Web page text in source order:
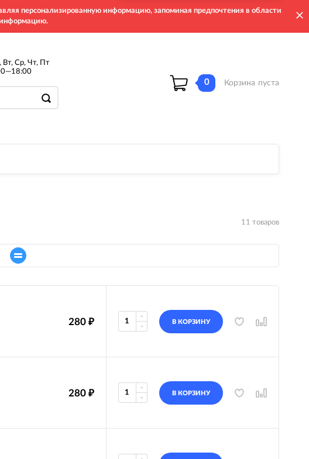
персонализированную информацию, запоминая предпочтения в области
информацию.
Вт, Ср, Чт, Пт
0 Корзина пуста
11 товаров
280 ₽ В КОРЗИНУ
280 ₽ В КОРЗИНУ